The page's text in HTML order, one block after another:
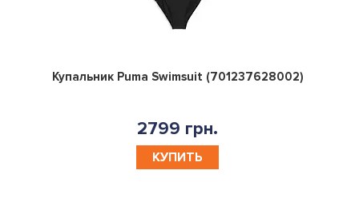
0
Купальник Puma Swimsuit (701237628002)
2799 грн.
КУПИТЬ